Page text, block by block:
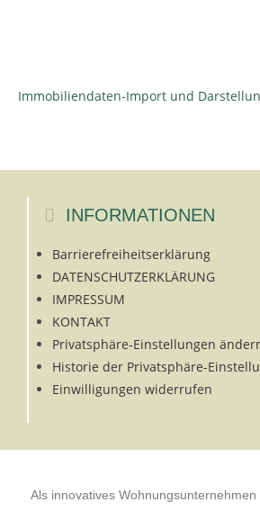
Immobiliendaten-Import und
INFORMATIONEN
Barrierefreiheitserklärung
DATENSCHUTZERKLÄRUNG
IMPRESSUM
KONTAKT
Privatsphäre-Einstellungen
Historie der Privatsphäre-
Einwilligungen widerrufen
Als innovatives